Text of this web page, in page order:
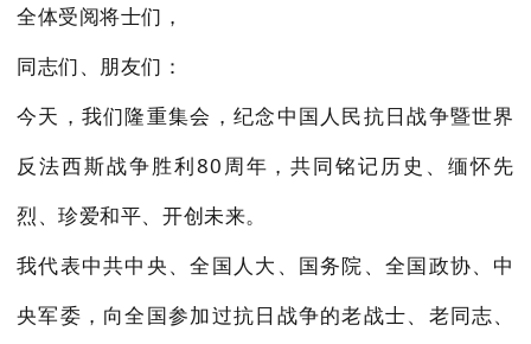
全体受阅将士们，
同志们、朋友们：
今天，我们隆重集会，纪念中国人民抗日战争暨世界
反法西斯战争胜利80周年，共同铭记历史、缅怀先
烈、珍爱和平、开创未来。
我代表中共中央、全国人大、国务院、全国政协、中
央军委，向全国参加过抗日战争的老战士、老同志、